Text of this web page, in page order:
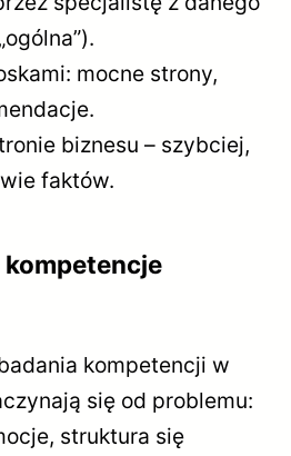
mocne strony,
biznesu – szybciej,
faktów.
kompetencji w
się od problemu:
struktura się